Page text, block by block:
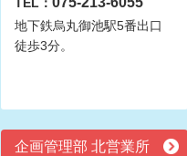
地下鉄烏丸御池駅5番出口
徒歩3分。
企画管理部 北営業所